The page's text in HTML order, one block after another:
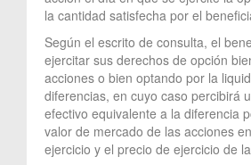
la cantidad satisfecha por el
Según el escrito de consulta, el
ejercitar sus derechos de opción
acciones o bien optando por la
diferencias, en cuyo caso percibirá
efectivo equivalente a la diferencia
valor de mercado de las acciones
ejercicio y el precio de ejercicio de